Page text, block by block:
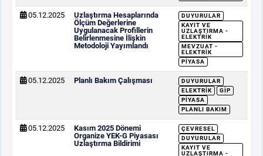
05.12.2025
Uzlaştırma Hesaplarında
Ölçüm Değerlerine
Uygulanacak Profillerin
Belirlenmesine İlişkin
Metodoloji Yayımlandı
DUYURULAR
KAYIT VE
UZLAŞTIRMA -
ELEKTRIK
MEVZUAT -
ELEKTRIK
PIYASA
05.12.2025 Planlı Bakım Çalışması
DUYURULAR
ELEKTRIK
GİP
PIYASA
PLANLI BAKIM
05.12.2025
Kasım 2025 Dönemi
Organize YEK-G Piyasası
Uzlaştırma Bildirimi
ÇEVRESEL
DUYURULAR
KAYIT VE
UZLAŞTIRMA -